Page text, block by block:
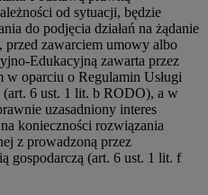
od sytuacji, będzie
do podjęcia działań na żądanie
przed zawarciem umowy albo
Edukacyjną zawarta przez
w oparciu o Regulamin Usługi
6 ust. 1 lit. b RODO), a w
uzasadniony interes
konieczności rozwiązania
z prowadzoną przez
gospodarczą (art. 6 ust. 1 lit. f